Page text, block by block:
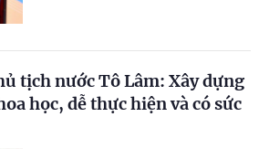
tịch nước Tô Lâm: Xây dựng
học, dễ thực hiện và có sức